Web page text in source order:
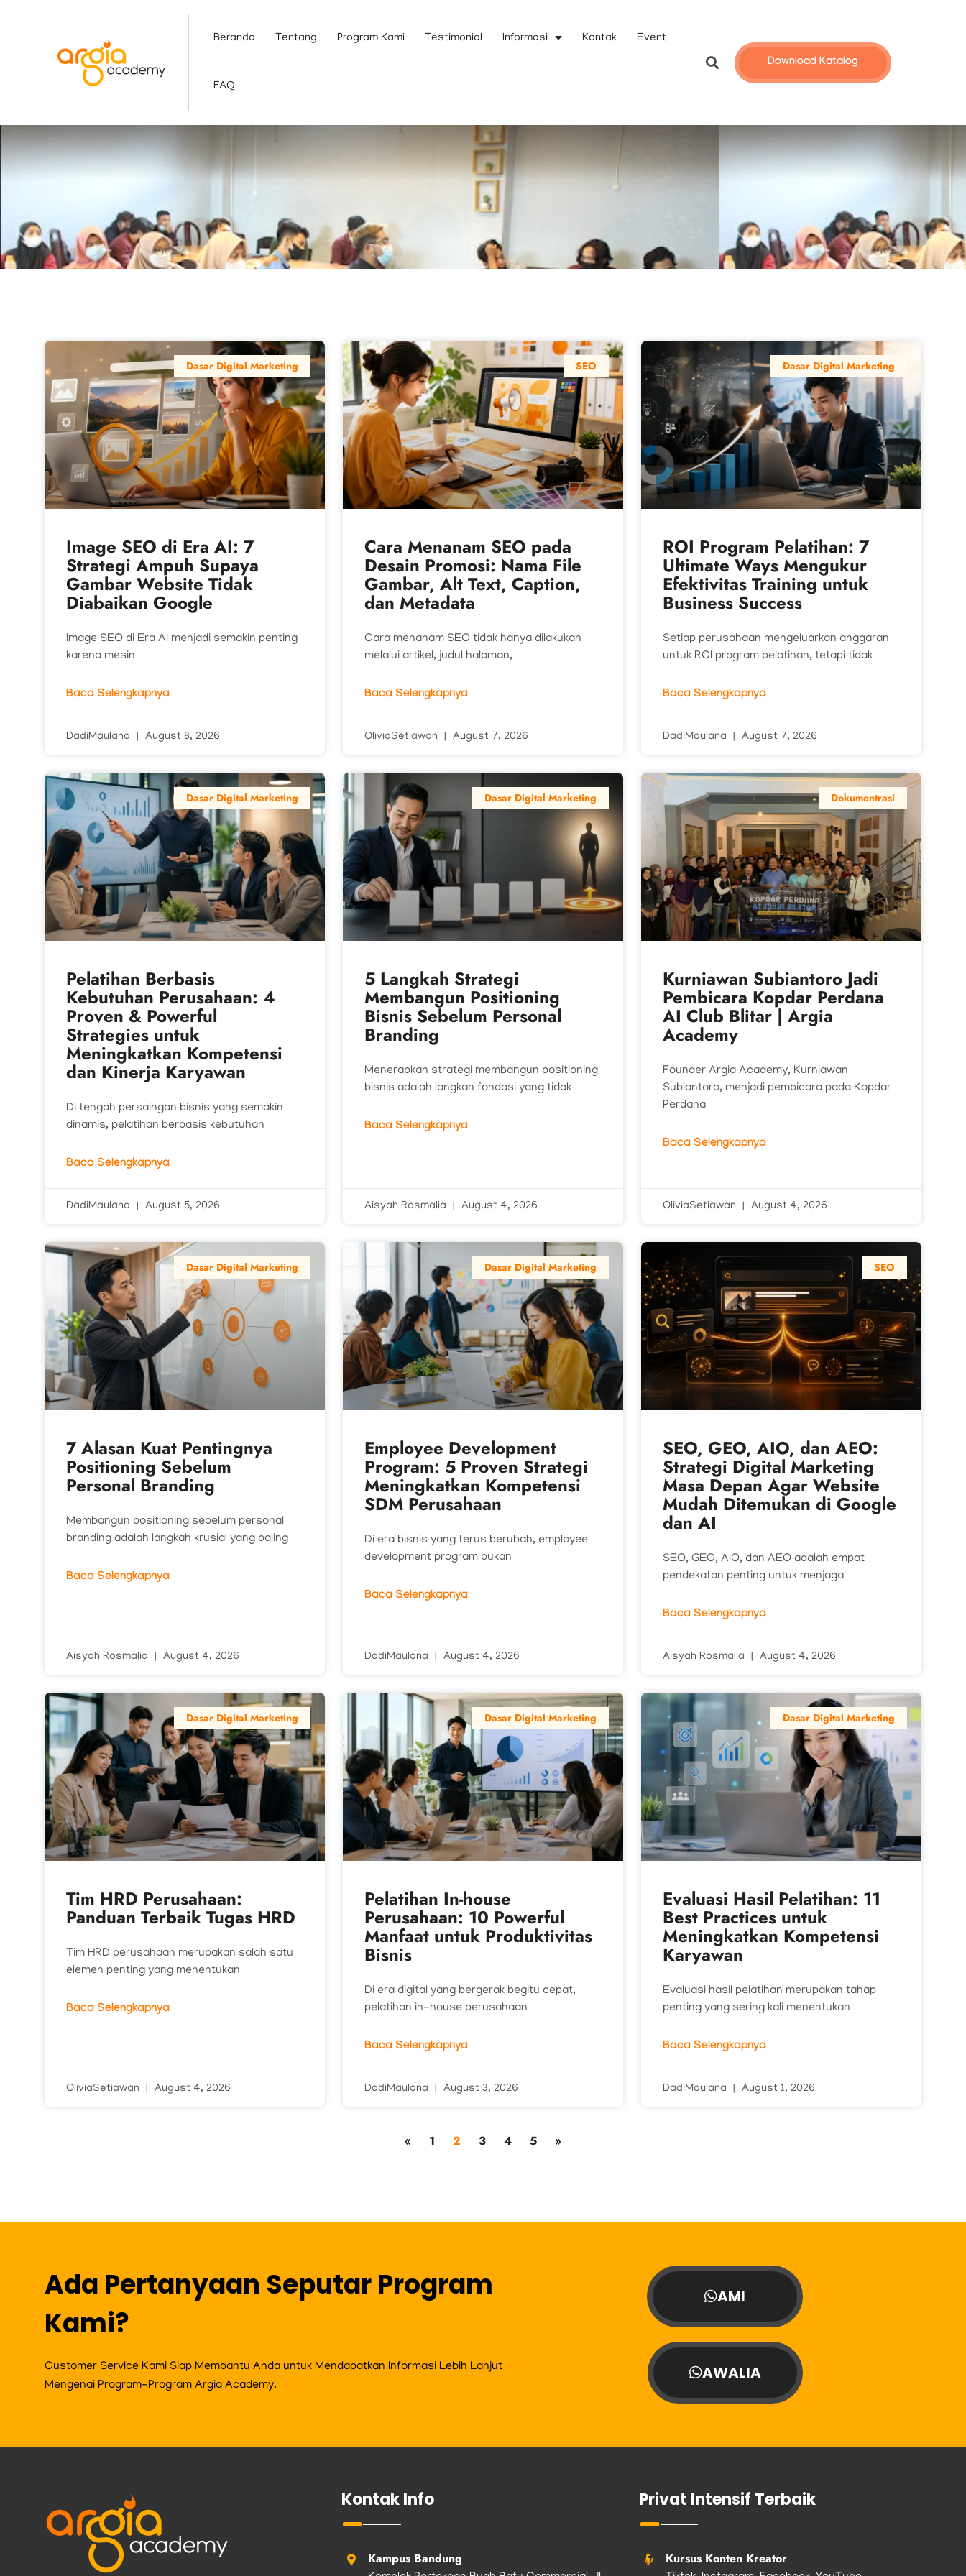
Beranda Tentang Program Kami Testimonial Informasi Kontak Event
FAQ
Download Katalog
Dasar Digital Marketing
Image SEO di Era AI: 7
Strategi Ampuh Supaya
Gambar Website Tidak
Diabaikan Google
Image SEO di Era AI menjadi semakin penting
karena mesin
Baca Selengkapnya
DadiMaulana August 8, 2026
SEO
Cara Menanam SEO pada
Desain Promosi: Nama File
Gambar, Alt Text, Caption,
dan Metadata
Cara menanam SEO tidak hanya dilakukan
melalui artikel, judul halaman,
Baca Selengkapnya
OliviaSetiawan August 7, 2026
Dasar Digital Marketing
ROI Program Pelatihan: 7
Ultimate Ways Mengukur
Efektivitas Training untuk
Business Success
Setiap perusahaan mengeluarkan anggaran
untuk ROI program pelatihan, tetapi tidak
Baca Selengkapnya
DadiMaulana August 7, 2026
Dasar Digital Marketing
Pelatihan Berbasis
Kebutuhan Perusahaan: 4
Proven & Powerful
Strategies untuk
Meningkatkan Kompetensi
dan Kinerja Karyawan
Di tengah persaingan bisnis yang semakin
dinamis, pelatihan berbasis kebutuhan
Baca Selengkapnya
DadiMaulana August 5, 2026
Dasar Digital Marketing
5 Langkah Strategi
Membangun Positioning
Bisnis Sebelum Personal
Branding
Menerapkan strategi membangun positioning
bisnis adalah langkah fondasi yang tidak
Baca Selengkapnya
Aisyah Rosmalia August 4, 2026
Dokumentrasi
Kurniawan Subiantoro Jadi
Pembicara Kopdar Perdana
AI Club Blitar | Argia
Academy
Founder Argia Academy, Kurniawan
Subiantoro, menjadi pembicara pada Kopdar
Perdana
Baca Selengkapnya
OliviaSetiawan August 4, 2026
Dasar Digital Marketing
7 Alasan Kuat Pentingnya
Positioning Sebelum
Personal Branding
Membangun positioning sebelum personal
branding adalah langkah krusial yang paling
Baca Selengkapnya
Aisyah Rosmalia August 4, 2026
Dasar Digital Marketing
Employee Development
Program: 5 Proven Strategi
Meningkatkan Kompetensi
SDM Perusahaan
Di era bisnis yang terus berubah, employee
development program bukan
Baca Selengkapnya
DadiMaulana August 4, 2026
SEO
SEO, GEO, AIO, dan AEO:
Strategi Digital Marketing
Masa Depan Agar Website
Mudah Ditemukan di Google
dan AI
SEO, GEO, AIO, dan AEO adalah empat
pendekatan penting untuk menjaga
Baca Selengkapnya
Aisyah Rosmalia August 4, 2026
Dasar Digital Marketing
Tim HRD Perusahaan:
Panduan Terbaik Tugas HRD
Tim HRD perusahaan merupakan salah satu
elemen penting yang menentukan
Baca Selengkapnya
OliviaSetiawan August 4, 2026
Dasar Digital Marketing
Pelatihan In-house
Perusahaan: 10 Powerful
Manfaat untuk Produktivitas
Bisnis
Di era digital yang bergerak begitu cepat,
pelatihan in-house perusahaan
Baca Selengkapnya
DadiMaulana August 3, 2026
Dasar Digital Marketing
Evaluasi Hasil Pelatihan: 11
Best Practices untuk
Meningkatkan Kompetensi
Karyawan
Evaluasi hasil pelatihan merupakan tahap
penting yang sering kali menentukan
Baca Selengkapnya
DadiMaulana August 1, 2026
«
Page
1
Page
2
Page
3
Page
4
Page
5 »
Ada Pertanyaan Seputar Program
Kami?
Customer Service Kami Siap Membantu Anda untuk Mendapatkan Informasi Lebih Lanjut
Mengenai Program-Program Argia Academy.
AMI
AWALIA
Kontak Info
Kampus Bandung
Privat Intensif Terbaik
Kursus Konten Kreator